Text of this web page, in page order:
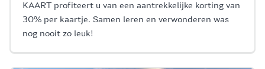
KAART profiteert u van een aantrekkelijke korting van
30% per kaartje. Samen leren en verwonderen was
nog nooit zo leuk!